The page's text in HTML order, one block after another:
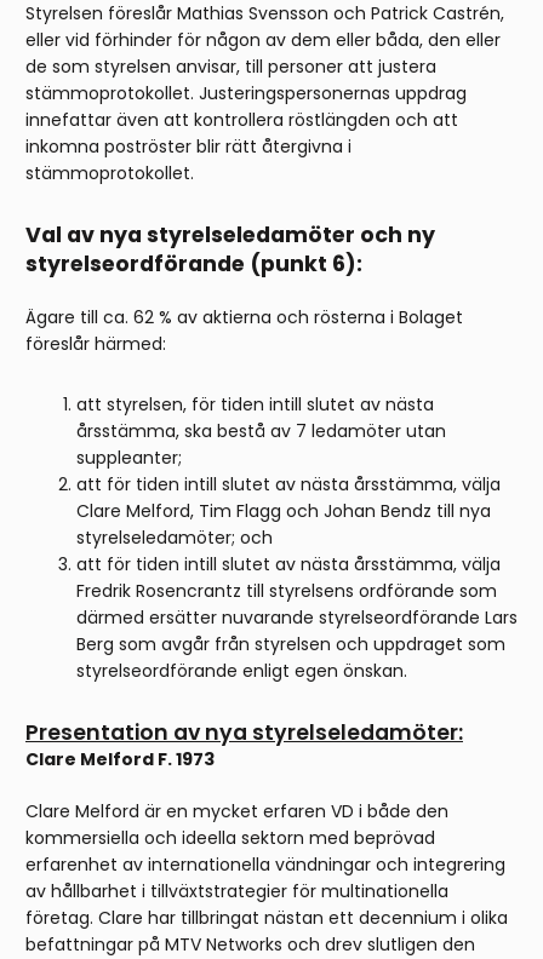
Styrelsen föreslår Mathias Svensson och Patrick Castrén,
eller vid förhinder för någon av dem eller båda, den eller
de som styrelsen anvisar, till personer att justera
stämmoprotokollet. Justeringspersonernas uppdrag
innefattar även att kontrollera röstlängden och att
inkomna poströster blir rätt återgivna i
stämmoprotokollet.
Val av nya styrelseledamöter och ny
styrelseordförande (punkt 6):
Ägare till ca. 62 % av aktierna och rösterna i Bolaget
föreslår härmed:
att styrelsen, för tiden intill slutet av nästa
årsstämma, ska bestå av 7 ledamöter utan
suppleanter;
att för tiden intill slutet av nästa årsstämma, välja
Clare Melford, Tim Flagg och Johan Bendz till nya
styrelseledamöter; och
att för tiden intill slutet av nästa årsstämma, välja
Fredrik Rosencrantz till styrelsens ordförande som
därmed ersätter nuvarande styrelseordförande Lars
Berg som avgår från styrelsen och uppdraget som
styrelseordförande enligt egen önskan.
Presentation av nya styrelseledamöter:
Clare Melford F. 1973
Clare Melford är en mycket erfaren VD i både den
kommersiella och ideella sektorn med beprövad
erfarenhet av internationella vändningar och integrering
av hållbarhet i tillväxtstrategier för multinationella
företag. Clare har tillbringat nästan ett decennium i olika
befattningar på MTV Networks och drev slutligen den